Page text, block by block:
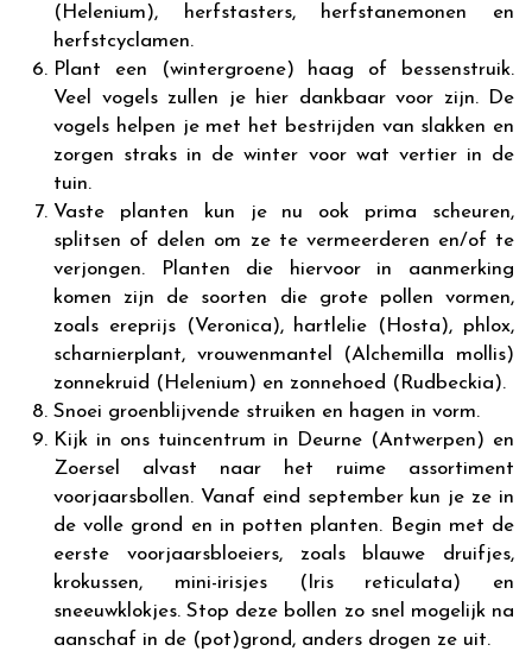
(Helenium), herfstasters, herfstanemonen en
herfstcyclamen.
Plant een (wintergroene) haag of bessenstruik.
Veel vogels zullen je hier dankbaar voor zijn. De
vogels helpen je met het bestrijden van slakken en
zorgen straks in de winter voor wat vertier in de
tuin.
Vaste planten kun je nu ook prima scheuren,
splitsen of delen om ze te vermeerderen en/of te
verjongen. Planten die hiervoor in aanmerking
komen zijn de soorten die grote pollen vormen,
zoals ereprijs (Veronica), hartlelie (Hosta), phlox,
scharnierplant, vrouwenmantel (Alchemilla mollis)
zonnekruid (Helenium) en zonnehoed (Rudbeckia).
Snoei groenblijvende struiken en hagen in vorm.
Kijk in ons tuincentrum in Deurne (Antwerpen) en
Zoersel alvast naar het ruime assortiment
voorjaarsbollen. Vanaf eind september kun je ze in
de volle grond en in potten planten. Begin met de
eerste voorjaarsbloeiers, zoals blauwe druifjes,
krokussen, mini-irisjes (Iris reticulata) en
sneeuwklokjes. Stop deze bollen zo snel mogelijk na
aanschaf in de (pot)grond, anders drogen ze uit.